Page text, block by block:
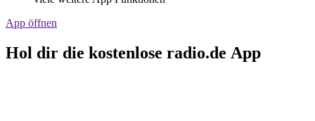
App öffnen
Hol dir die kostenlose radio.de App